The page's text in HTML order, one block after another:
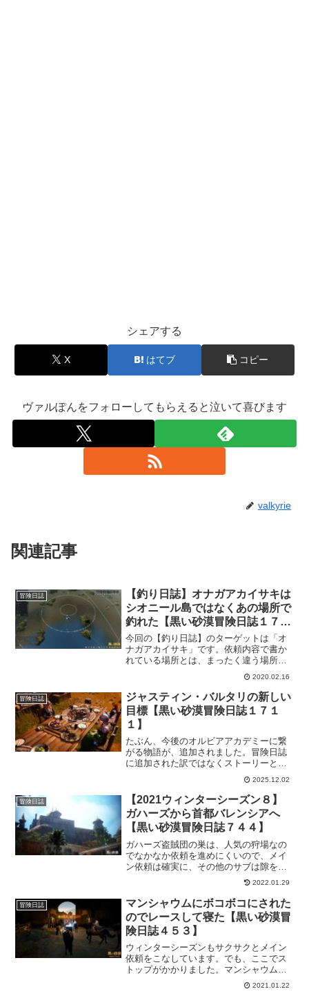
シェアする
X はてブ コピー
ヴァルぽんをフォローしてもらえると泣いて喜びます
valkyrie
関連記事
冒険日誌
【釣り日誌】オナガアカイサキは
シオニール島ではなくあの場所で
釣れた【黒い砂漠冒険日誌１７
７】
今回の【釣り日誌】のターゲットは「オ
ナガアカイサキ」です。依頼内容で書か
れている場所とは、まったく違う場所で
釣れたので注意しないと、いつまで経っ
ても釣れない坊主になりますよ。
2020.02.16
冒険日誌
ジャスティン・バルタリの新しい
目標【黒い砂漠冒険日誌１７１
１】
たぶん、今後のオルビアアカデミーに繋
がる物語が、追加されました。冒険日誌
に追加された訳ではなくストーリーとし
てなので、ジャスティン・バルタリの冒
険日誌を進行してなくても受注できるよ
うになってます。今後に期待してますよ
ー。
2025.12.02
冒険日誌
【2021ウィンターシーズン８】
ガハーズから首都バレンシアへ
【黒い砂漠冒険日誌７４４】
ガハーズ盗賊団の巣は、人気の狩場なの
でなかなか依頼を進めにくいので、メイ
ン依頼は確実に、その他のサブは隙を狙
ってｗというような形でとっとと首都バ
レンシアへ。砂漠をトコトコ馬で横断。
馬で横断すると走った方が早いってこと
もあるけど、今回はのんびり馬で移動。
2022.01.29
冒険日誌
マンシャウムにボコボコにされた
のでレースして寝た【黒い砂漠冒
険日誌４５３】
ウィンターシーズンもサクサクとメイン
依頼をこなしています。でも、ここでス
トップがかかりました。マンシャウムの
攻撃が痛くてボコボコにされてしまいま
した。なので、一旦休憩してトゥバラ装
2021.01.22